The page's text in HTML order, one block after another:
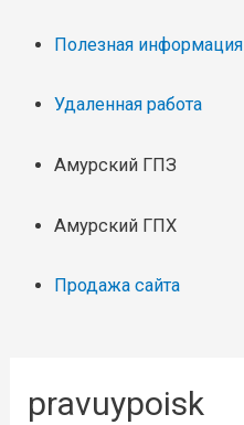
Полезная информация
Удаленная работа
Амурский ГПЗ
Амурский ГПХ
Продажа сайта
pravuypoisk